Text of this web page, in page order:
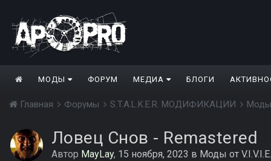
МОДЫ ФОРУМ МЕДИА БЛОГИ
Главная Форумы S.T.A.L.K.E.R. МОДИФИКАЦИИ
Ловец Снов - Remastered
Автор MayLay, 15 ноября, 2023 в Моды от